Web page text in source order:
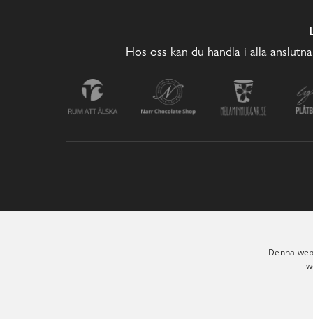
Hos oss kan du handla i alla
Denna